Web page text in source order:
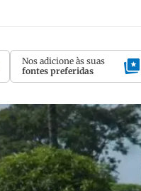
Nos adicione às suas
fontes preferidas